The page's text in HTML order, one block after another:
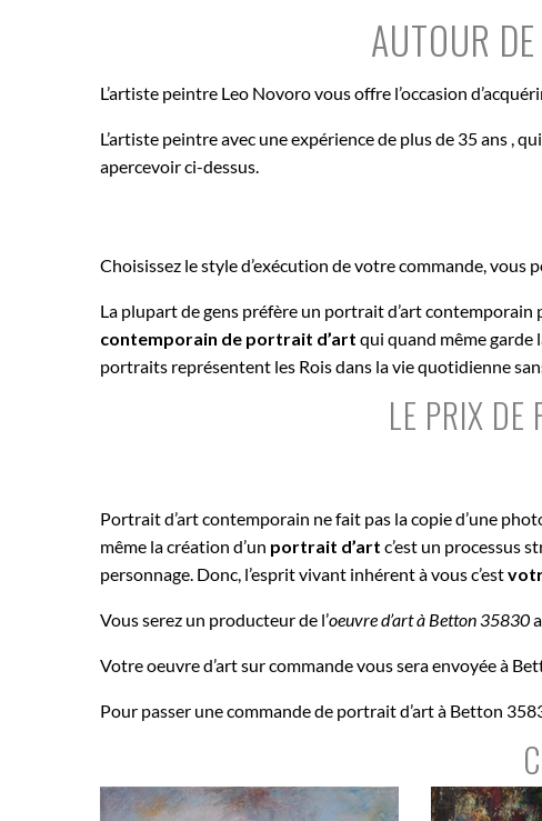
AUTOUR
L’artiste peintre Leo Novoro vous offre l’occasion
L’artiste peintre avec une expérience de plus de 35 ans ,
apercevoir ci-dessus.
Choisissez le style d’exécution de votre commande,
La plupart de gens préfère un portrait d’art
contemporain de portrait d’art qui quand même garde
portraits représentent les Rois dans la vie quotidienne
LE PRIX
Portrait d’art contemporain ne fait pas la copie d’une
même la création d’un portrait d’art c’est un processus
personnage. Donc, l’esprit vivant inhérent à vous c’est
Vous serez un producteur de l’oeuvre d’art à Betton 35830
Votre oeuvre d’art sur commande vous sera envoyée à
Pour passer une commande de portrait d’art à Betton